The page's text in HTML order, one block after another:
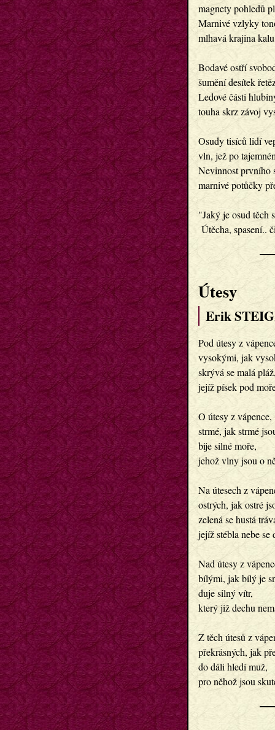
magnety pohledů
Marnivé vzlyky
mlhavá krajina
Bodavé ostří
šumění desítek
Ledové části
touha skrz závoj
Osudy tisíců lidí
vln, jež po
Nevinnost prvního
marnivé potůčky
"Jaký je osud těch
Útěcha, spasení..
Útesy
Erik
Pod útesy z
vysokými, jak
skrývá se malá
jejíž písek pod
O útesy z vápence,
strmé, jak strmé
bije silné moře,
jehož vlny jsou o
Na útesech z
ostrých, jak ostré
zelená se hustá
jejíž stébla nebe se
Nad útesy z
bílými, jak bílý je
duje silný vítr,
který již dechu
Z těch útesů z
překrásných, jak
do dáli hledí muž,
pro něhož jsou